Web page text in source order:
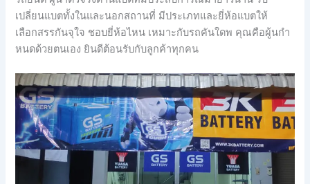
เปลี่ยนแบตทั้งในและนอกสถานที่ มีประเภทและยี่ห้อแบตให้
เลือกสรรกันจุใจ ชอบยี่ห้อไหน เหมาะกับรถคันใดพ คุณคือผู้นกำ
หนดด้วยตนเอง ยินดีต้อนรับกับลูกค้าทุกคน